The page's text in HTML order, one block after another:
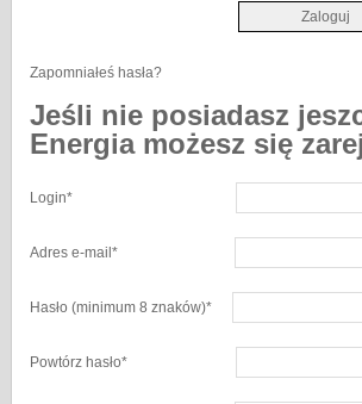
Zapomniałeś hasła?
Jeśli nie posiadasz
Energia możesz się
Login*
Adres e-mail *
Hasło (minimum 8 znaków)*
Powtórz hasło*